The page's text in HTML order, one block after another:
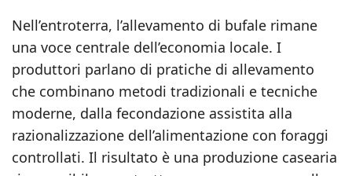
Nell’entroterra, l’allevamento di bufale rimane
una voce centrale dell’economia locale. I
produttori parlano di pratiche di allevamento
che combinano metodi tradizionali e tecniche
moderne, dalla fecondazione assistita alla
razionalizzazione dell’alimentazione con foraggi
controllati. Il risultato è una produzione casearia